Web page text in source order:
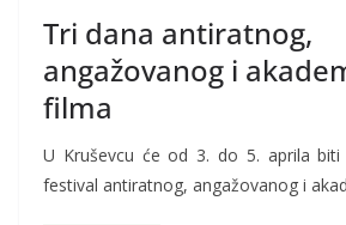
Tri dana antiratnog,
angažovanog i
filma
U Kruševcu će od 3. do 5. aprila biti
festival antiratnog, angažovanog i